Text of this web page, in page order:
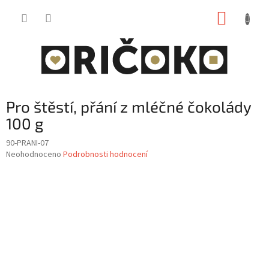
Pro štěstí, přání z mléčné čokolády
100 g
90-PRANI-07
Průměrné
Neohodnoceno Podrobnosti hodnocení